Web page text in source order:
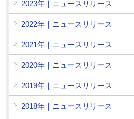
2023年｜ニュースリリース
2022年｜ニュースリリース
2021年｜ニュースリリース
2020年｜ニュースリリース
2019年｜ニュースリリース
2018年｜ニュースリリース